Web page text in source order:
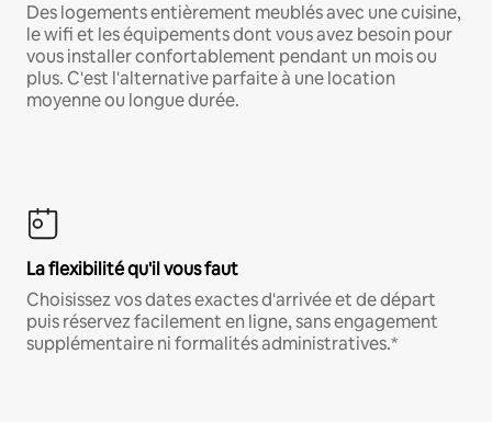
Des logements entièrement meublés avec une cuisine,
le wifi et les équipements dont vous avez besoin pour
vous installer confortablement pendant un mois ou
plus. C'est l'alternative parfaite à une location
moyenne ou longue durée.
La flexibilité qu'il vous faut
Choisissez vos dates exactes d'arrivée et de départ
puis réservez facilement en ligne, sans engagement
supplémentaire ni formalités administratives.*